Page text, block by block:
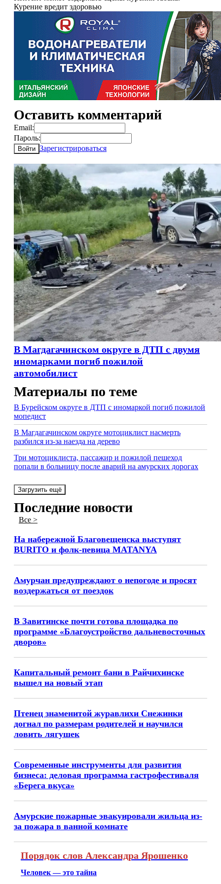
Курение вредит здоровью
Оставить комментарий
Email:
Пароль:
Войти Зарегистрироваться
В Магдагачинском округе в ДТП с двумя
иномарками погиб пожилой
автомобилист
Материалы по теме
В Бурейском округе в ДТП с иномаркой погиб пожилой
мопедист
В Магдагачинском округе мотоциклист насмерть
разбился из-за наезда на дерево
Три мотоциклиста, пассажир и пожилой пешеход
попали в больницу после аварий на амурских дорогах
Загрузить ещё
Последние новости
Все >
На набережной Благовещенска выступят
BURITO и фолк-певица MATANYA
Амурчан предупреждают о непогоде и просят
воздержаться от поездок
В Завитинске почти готова площадка по
программе «Благоустройство дальневосточных
дворов»
Капитальный ремонт бани в Райчихинске
вышел на новый этап
Птенец знаменитой журавлихи Снежинки
догнал по размерам родителей и научился
ловить лягушек
Современные инструменты для развития
бизнеса: деловая программа гастрофестиваля
«Берега вкуса»
Амурские пожарные эвакуировали жильца из-
за пожара в ванной комнате
Порядок слов Александра Ярошенко
Человек — это тайна